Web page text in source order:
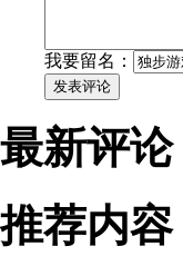
我要留名：
发表评论
最新评论
推荐内容